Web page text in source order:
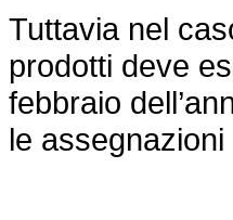
Tuttavia nel
prodotti deve
febbraio
le